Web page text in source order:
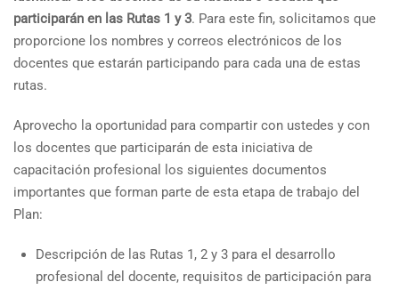
participarán en las Rutas 1 y 3. Para este fin, solicitamos que
proporcione los nombres y correos electrónicos de los
docentes que estarán participando para cada una de estas
rutas.
Aprovecho la oportunidad para compartir con ustedes y con
los docentes que participarán de esta iniciativa de
capacitación profesional los siguientes documentos
importantes que forman parte de esta etapa de trabajo del
Plan:
Descripción de las Rutas 1, 2 y 3 para el desarrollo
profesional del docente, requisitos de participación para